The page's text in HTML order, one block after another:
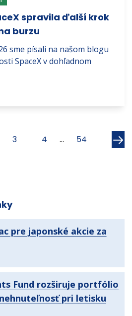
spravila ďalší krok
burzu
sme písali na našom blogu
SpaceX v dohľadnom
3 4 ... 54
pre japonské akcie za
Fund rozširuje portfólio
pri letisku